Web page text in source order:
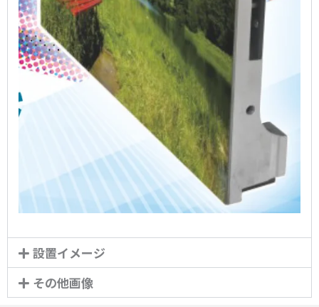
設置イメージ
その他画像